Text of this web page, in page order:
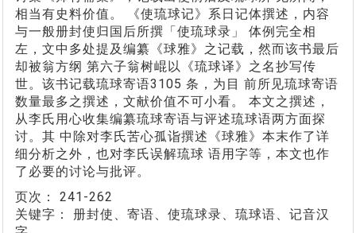
相当有史料价值。 《使琉球记》系日记体撰述，内容
与一般册封使归国后所撰「使琉球录」 体例完全相
左，文中多处提及编纂《球雅》之记载，然而该书最后
却被翁方纲 第六子翁树崐以《琉球译》之名抄写传
世。该书记载琉球寄语3105 条，为目 前所见琉球寄语
数量最多之撰述，文献价值不可小看。 本文之撰述，
从李氏用心收集编纂琉球寄语与评述琉球语两方面探
讨。其 中除对李氏苦心孤诣撰述《球雅》本末作了详
细分析之外，也对李氏误解琉球 语用字等，本文也作
了必要的讨论与批评。
页次： 241-262
关键字： 册封使、寄语、使琉球录、琉球语、记音汉